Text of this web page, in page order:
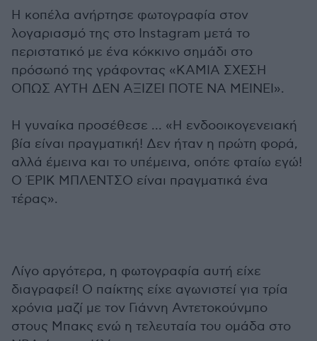
Η κοπέλα ανήρτησε φωτογραφία στον
λογαριασμό της στο Instagram μετά το
περιστατικό με ένα κόκκινο σημάδι στο
πρόσωπό της γράφοντας «ΚΑΜΙΑ ΣΧΕΣΗ
ΟΠΩΣ ΑΥΤΗ ΔΕΝ ΑΞΙΖΕΙ ΠΟΤΕ ΝΑ ΜΕΙΝΕΙ».
Η γυναίκα προσέθεσε ... «Η ενδοοικογενειακή
βία είναι πραγματική! Δεν ήταν η πρώτη φορά,
αλλά έμεινα και το υπέμεινα, οπότε φταίω εγώ!
Ο ΈΡΙΚ ΜΠΛΕΝΤΣΟ είναι πραγματικά ένα
τέρας».
Λίγο αργότερα, η φωτογραφία αυτή είχε
διαγραφεί! Ο παίκτης είχε αγωνιστεί για τρία
χρόνια μαζί με τον Γιάννη Αντετοκούνμπο
στους Μπακς ενώ η τελευταία του ομάδα στο